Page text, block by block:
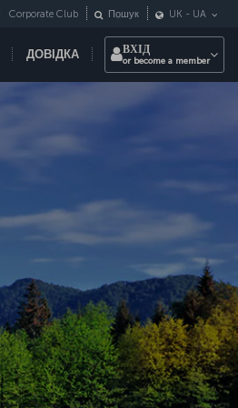
ДОВІДКА
Corporate Club Пошук UK - UA
ВХІД
or become a member